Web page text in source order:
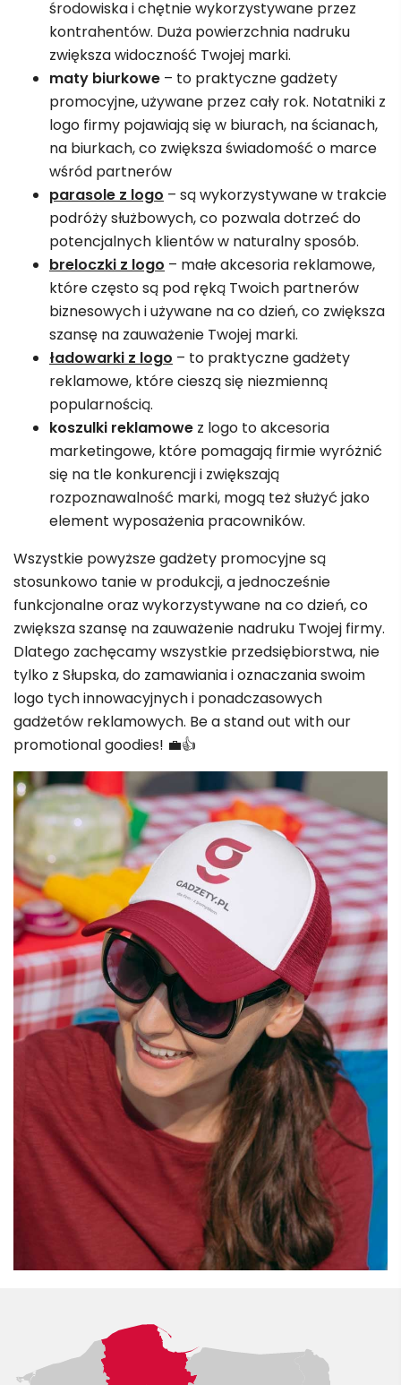
środowiska i chętnie wykorzystywane przez
kontrahentów. Duża powierzchnia nadruku
zwiększa widoczność Twojej marki.
maty biurkowe – to praktyczne gadżety
promocyjne, używane przez cały rok. Notatniki z
logo firmy pojawiają się w biurach, na ścianach,
na biurkach, co zwiększa świadomość o marce
wśród partnerów
parasole z logo – są wykorzystywane w trakcie
podróży służbowych, co pozwala dotrzeć do
potencjalnych klientów w naturalny sposób.
breloczki z logo – małe akcesoria reklamowe,
które często są pod ręką Twoich partnerów
biznesowych i używane na co dzień, co zwiększa
szansę na zauważenie Twojej marki.
ładowarki z logo – to praktyczne gadżety
reklamowe, które cieszą się niezmienną
popularnością.
koszulki reklamowe z logo to akcesoria
marketingowe, które pomagają firmie wyróżnić
się na tle konkurencji i zwiększają
rozpoznawalność marki, mogą też służyć jako
element wyposażenia pracowników.
Wszystkie powyższe gadżety promocyjne są
stosunkowo tanie w produkcji, a jednocześnie
funkcjonalne oraz wykorzystywane na co dzień, co
zwiększa szansę na zauważenie nadruku Twojej firmy.
Dlatego zachęcamy wszystkie przedsiębiorstwa, nie
tylko z Słupska, do zamawiania i oznaczania swoim
logo tych innowacyjnych i ponadczasowych
gadżetów reklamowych. Be a stand out with our
promotional goodies! 💼👍